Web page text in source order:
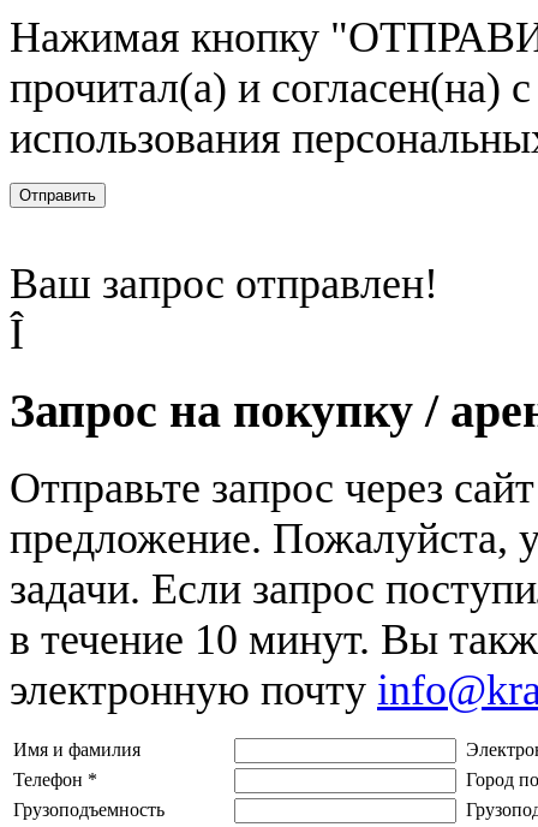
Нажимая кнопку
прочитал(а) и согласен(на)
использования
Отправить
Ваш запрос отправлен!
Î
Запрос на покупку /
Отправьте запрос через
предложение. Пожалуйста,
задачи. Если запрос
в течение 10 минут. Вы
электронную почту
Имя и фамилия
Телефон *
Город
Грузоподъемность